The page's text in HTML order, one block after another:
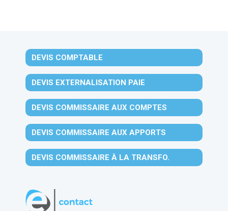
DEVIS COMPTABLE
DEVIS EXTERNALISATION PAIE
DEVIS COMMISSAIRE AUX COMPTES
DEVIS COMMISSAIRE AUX APPORTS
DEVIS COMMISSAIRE À LA TRANSFO.